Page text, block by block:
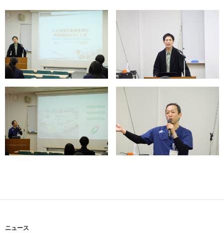
ニュース